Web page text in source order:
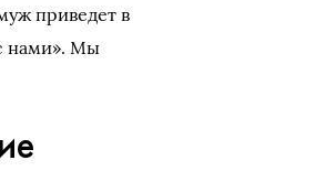
приведет в
нами». Мы